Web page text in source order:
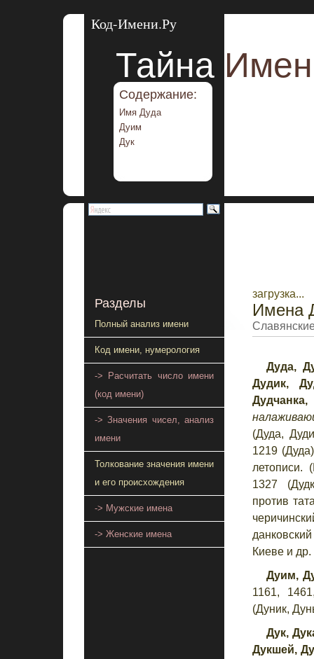
Код-Имени.Ру
Тайна
Содержание:
Имя Дуда
Дуим
Дук
загрузка...
Имена
Дуда,
Дудик,
(Дуда,
1219
летописи.
1327
против
Киеве и др.
Дуим,
1161,
(Дуник,
Дук,
Дукшей,
Разделы
Полный анализ имени
Код имени, нумерология
-> Расчитать число имени
(код имени)
-> Значения чисел, анализ
имени
Толкование значения имени
и его происхождения
-> Мужские имена
-> Женские имена